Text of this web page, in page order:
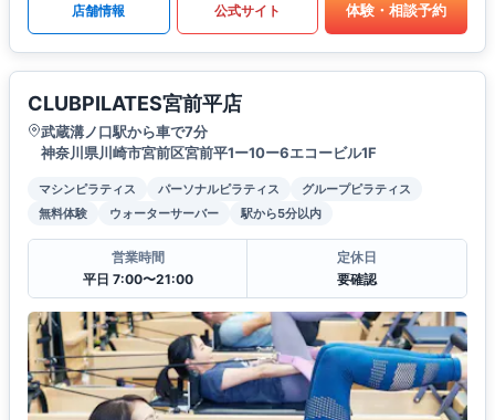
店舗情報 公式サイト 体験・相談予約
CLUBPILATES宮前平店
武蔵溝ノ口駅から車で7分
神奈川県川崎市宮前区宮前平1ー10ー6エコービル1F
マシンピラティス パーソナルピラティス
グループピラティス
無料体験
ウォーターサーバー 駅から5分以内
営業時間
平日 7:00〜21:00
定休日
要確認